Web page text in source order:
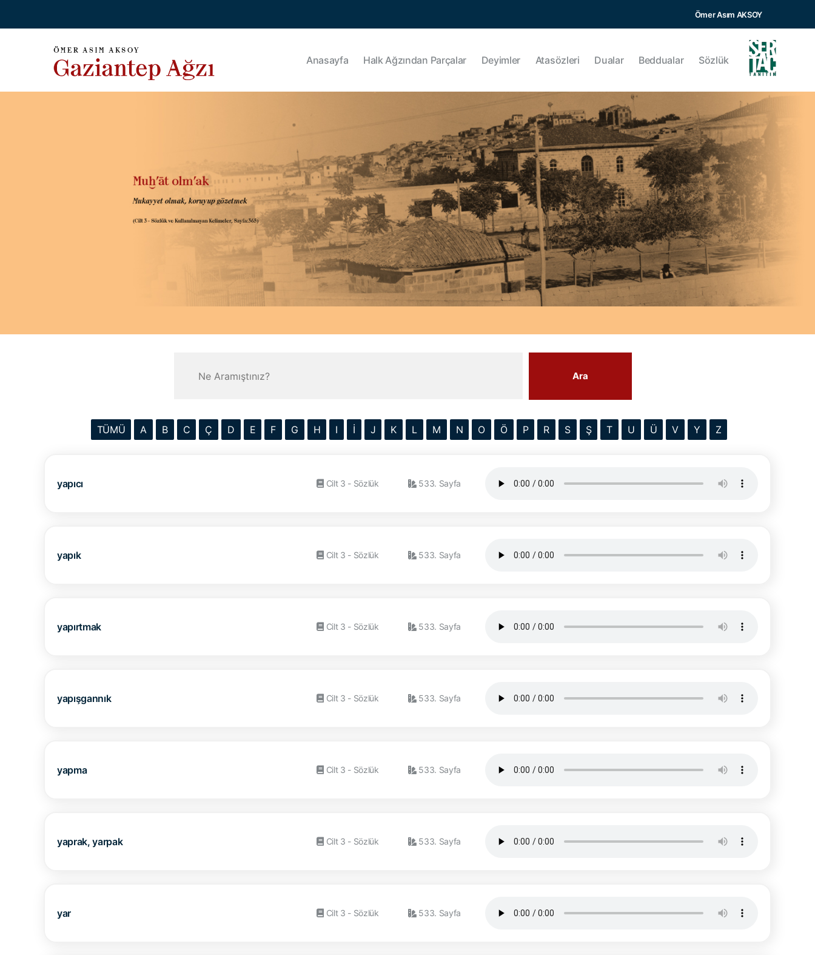
Ömer Asım AKSOY
Anasayfa Halk Ağzından Parçalar Deyimler Atasözleri Dualar Beddualar Sözlük
Ara
TÜMÜ A B C Ç D E F G H I İ J K L M N O Ö P R S Ş T U Ü V Y Z
yapıcı Cilt 3 - Sözlük 533. Sayfa
yapık Cilt 3 - Sözlük 533. Sayfa
yapırtmak Cilt 3 - Sözlük 533. Sayfa
yapışgannık Cilt 3 - Sözlük 533. Sayfa
yapma Cilt 3 - Sözlük 533. Sayfa
yaprak, yarpak Cilt 3 - Sözlük 533. Sayfa
yar Cilt 3 - Sözlük 533. Sayfa